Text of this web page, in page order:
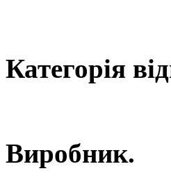
Категорія
Виробник.